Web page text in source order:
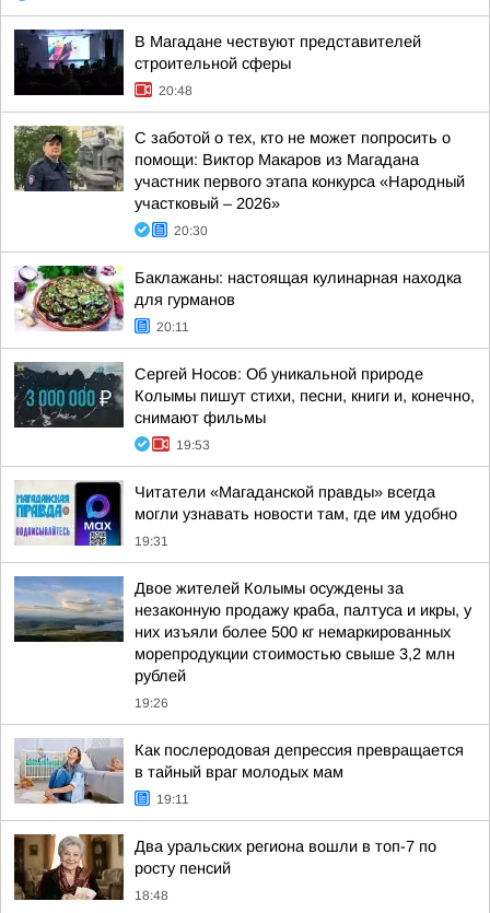
В Магадане чествуют представителей
строительной сферы
20:48
С заботой о тех, кто не может попросить о
помощи: Виктор Макаров из Магадана
участник первого этапа конкурса «Народный
участковый – 2026»
20:30
Баклажаны: настоящая кулинарная находка
для гурманов
20:11
Сергей Носов: Об уникальной природе
Колымы пишут стихи, песни, книги и, конечно,
снимают фильмы
19:53
Читатели «Магаданской правды» всегда
могли узнавать новости там, где им удобно
19:31
Двое жителей Колымы осуждены за
незаконную продажу краба, палтуса и икры, у
них изъяли более 500 кг немаркированных
морепродукции стоимостью свыше 3,2 млн
рублей
19:26
Как послеродовая депрессия превращается
в тайный враг молодых мам
19:11
Два уральских региона вошли в топ-7 по
росту пенсий
18:48